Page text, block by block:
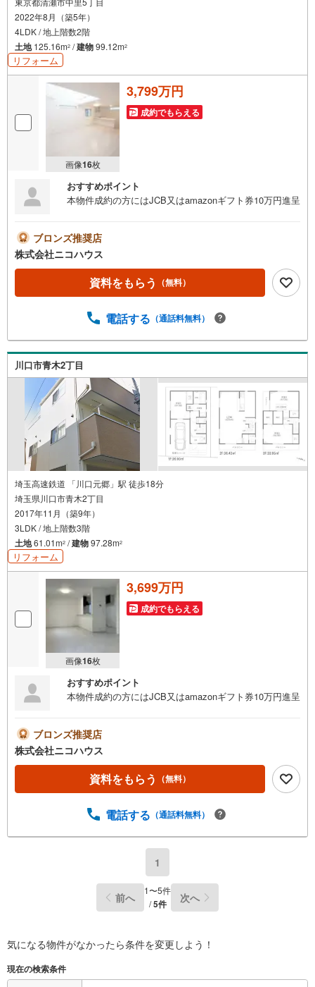
2022年8月（築5年）
4LDK / 地上階数2階
土地125.16m2 /建物99.12m2
リフォーム
画像16枚
3,799万円
成約でもらえる
おすすめポイント
本物件成約の方にはJCB又はamazonギフト券10万円進呈
ブロンズ推奨店
株式会社ニコハウス
資料をもらう （無料）
電話する （通話料無料）
川口市青木2丁目
埼玉高速鉄道 「川口元郷」駅 徒歩18分
埼玉県川口市青木2丁目
2017年11月（築9年）
3LDK / 地上階数3階
土地61.01m2 /建物97.28m2
リフォーム
画像16枚
3,699万円
成約でもらえる
おすすめポイント
本物件成約の方にはJCB又はamazonギフト券10万円進呈
ブロンズ推奨店
株式会社ニコハウス
資料をもらう （無料）
電話する （通話料無料）
1
前へ 1〜5件
/5件 次へ
気になる物件がなかったら条件を変更しよう！
現在の検索条件